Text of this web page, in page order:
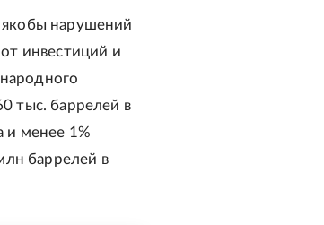
нарушений
инвестиций и
тыс. баррелей в
и менее 1%
баррелей в